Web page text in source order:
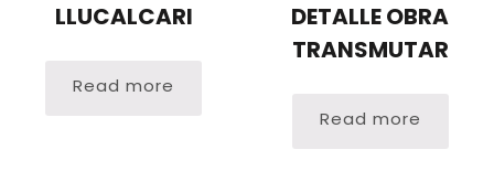
LLUCALCARI
Read more
DETALLE OBRA
TRANSMUTAR
Read more